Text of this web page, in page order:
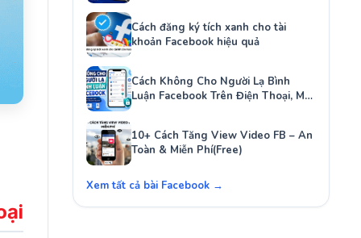
Cách đăng ký tích xanh cho tài
khoản Facebook hiệu quả
Cách Không Cho Người Lạ Bình
Luận Facebook Trên Điện Thoại, Máy
Tính
10+ Cách Tăng View Video FB – An
Toàn & Miễn Phí(Free)
Xem tất cả bài Facebook →